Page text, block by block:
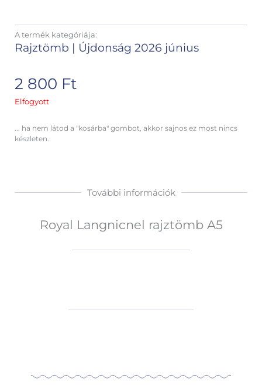
A termék kategóriája:
Rajztömb | Újdonság 2026 június
2 800 Ft
Elfogyott
... ha nem látod a "kosárba" gombot, akkor sajnos ez most nincs
készleten.
További információk
Royal Langnicnel rajztömb A5